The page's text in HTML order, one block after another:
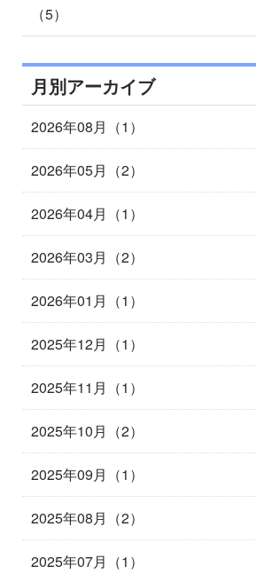
（5）
月別アーカイブ
2026年08月（1）
2026年05月（2）
2026年04月（1）
2026年03月（2）
2026年01月（1）
2025年12月（1）
2025年11月（1）
2025年10月（2）
2025年09月（1）
2025年08月（2）
2025年07月（1）